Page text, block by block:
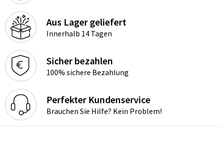
Aus Lager geliefert
Innerhalb 14 Tagen
Sicher bezahlen
100% sichere Bezahlung
Perfekter Kundenservice
Brauchen Sie Hilfe? Kein Problem!